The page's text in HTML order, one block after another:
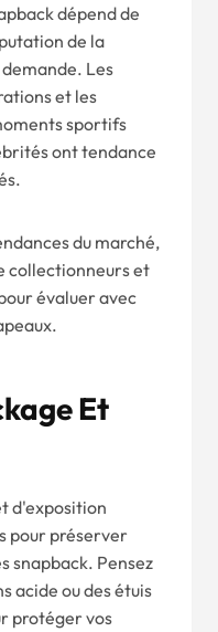
dépend de
de la
Les
et les
sportifs
ont tendance
du marché,
collectionneurs et
évaluer avec
Et
d'exposition
pour préserver
snapback. Pensez
acide ou des étuis
protéger vos